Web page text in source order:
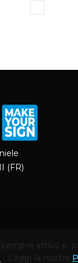
(FR)
attivi) e,
. Leggi la nostra